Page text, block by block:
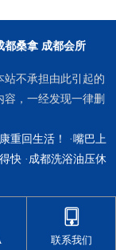
都桑拿 成都会所
站不承担由此引起的
，一经发现一律删
重回生活！ ·嘴巴上
快 · 成都洗浴油压休
联系我们